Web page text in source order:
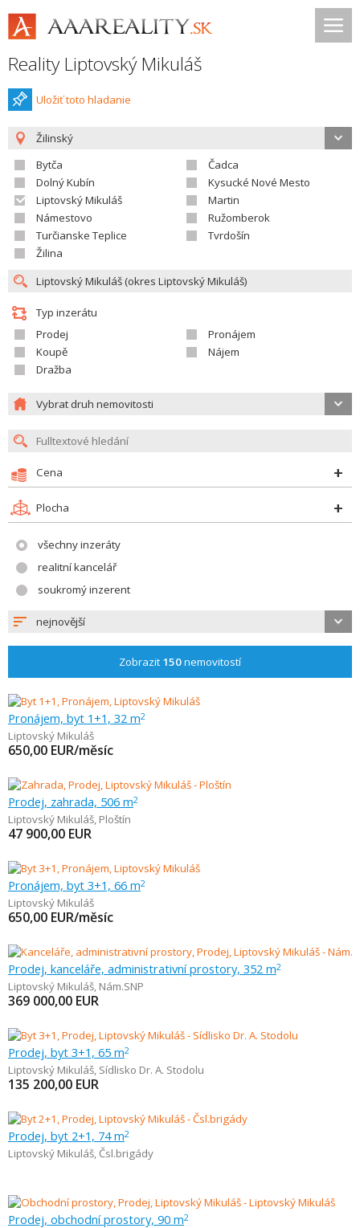
Reality Liptovský Mikuláš
Uložiť toto hladanie
Žilinský
Bytča
Čadca
Dolný Kubín
Kysucké Nové Mesto
Liptovský Mikuláš
Martin
Námestovo
Ružomberok
Turčianske Teplice
Tvrdošín
Žilina
Typ inzerátu
Prodej
Pronájem
Koupě
Nájem
Dražba
Vybrat druh nemovitosti
Cena
Plocha
všechny inzeráty
realitní kancelář
soukromý inzerent
nejnovější
Zobrazit 150nemovitostí
Pronájem, byt 1+1, 32 m2
Liptovský Mikuláš
650,00 EUR/měsíc
Prodej, zahrada, 506 m2
Liptovský Mikuláš, Ploštín
47 900,00 EUR
Pronájem, byt 3+1, 66 m2
Liptovský Mikuláš
650,00 EUR/měsíc
Prodej, kanceláře, administrativní prostory, 352 m2
Liptovský Mikuláš, Nám.SNP
369 000,00 EUR
Prodej, byt 3+1, 65 m2
Liptovský Mikuláš, Sídlisko Dr. A. Stodolu
135 200,00 EUR
Prodej, byt 2+1, 74 m2
Liptovský Mikuláš, Čsl.brigády
Prodej, obchodní prostory, 90 m2